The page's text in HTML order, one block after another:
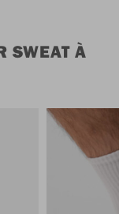
SWEAT À